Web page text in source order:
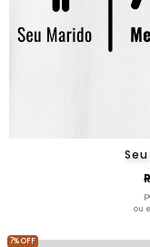
ou
7% OFF